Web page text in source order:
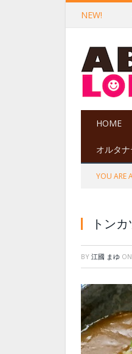
NEW!
HOME
オルタ
YOU ARE
トン
BY 江國 まゆ ON